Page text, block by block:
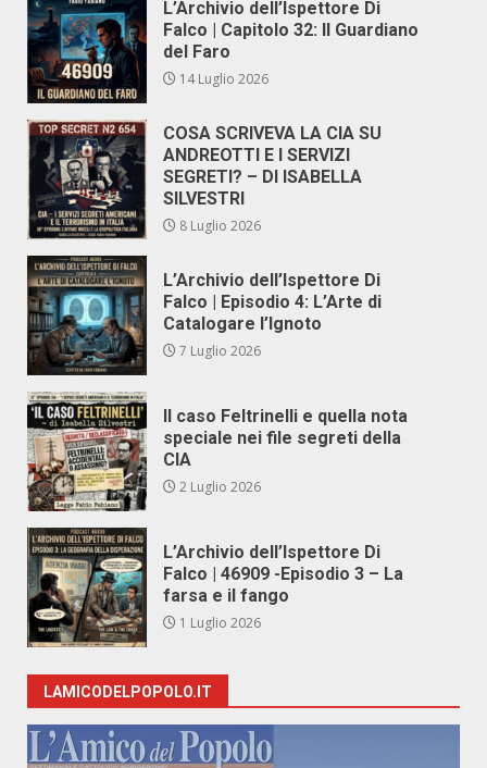
L’Archivio dell’Ispettore Di
Falco | Capitolo 32: Il Guardiano
del Faro
14 Luglio 2026
COSA SCRIVEVA LA CIA SU
ANDREOTTI E I SERVIZI
SEGRETI? – DI ISABELLA
SILVESTRI
8 Luglio 2026
L’Archivio dell’Ispettore Di
Falco | Episodio 4: L’Arte di
Catalogare l’Ignoto
7 Luglio 2026
Il caso Feltrinelli e quella nota
speciale nei file segreti della
CIA
2 Luglio 2026
L’Archivio dell’Ispettore Di
Falco | 46909 -Episodio 3 – La
farsa e il fango
1 Luglio 2026
LAMICODELPOPOLO.IT